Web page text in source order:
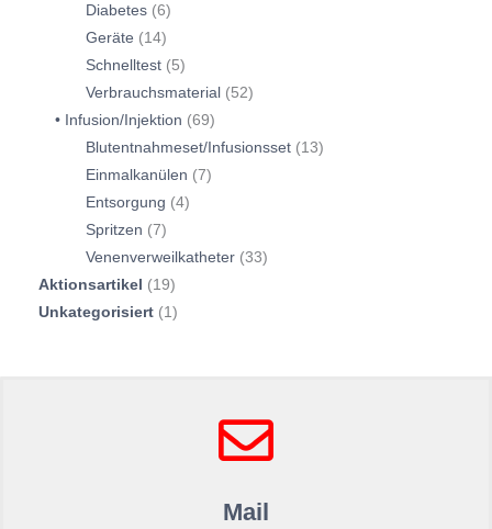
Diabetes 6
Geräte
14
Schnelltest
5
Verbrauchsmaterial
52
Infusion/Injektion
69
Blutentnahmeset/Infusionsset
13
Einmalkanülen
7
Entsorgung
4
Spritzen
7
Venenverweilkatheter 33
Aktionsartikel
19
Unkategorisiert
1
Mail